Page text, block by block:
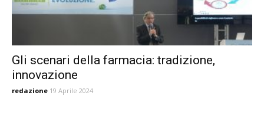
Gli scenari della farmacia: tradizione,
innovazione
redazione 19 Aprile 2024